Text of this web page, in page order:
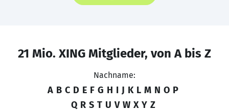
21 Mio. XING Mitglieder, von A bis Z
Nachname:
A B C D E F G H I J K L M N O P
Q R S T U V W X Y Z